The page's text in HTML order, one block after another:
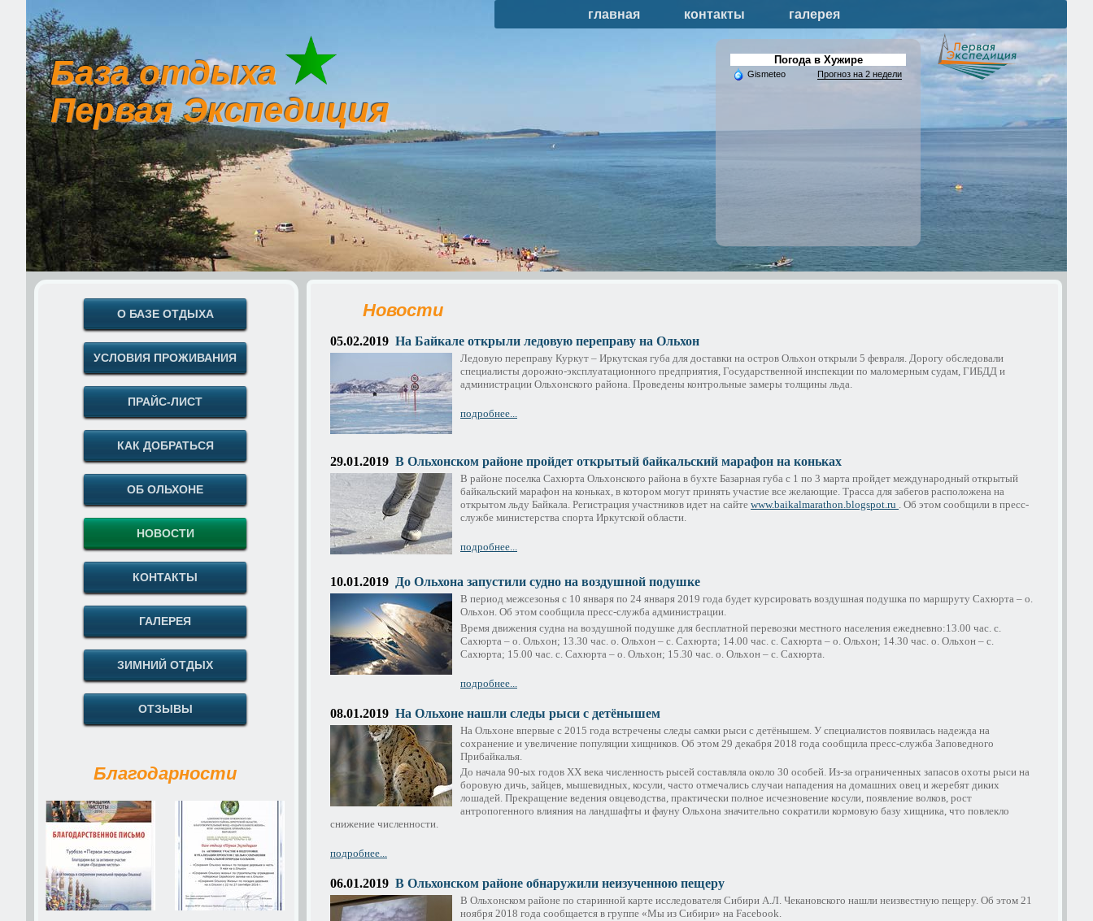
База отдыха
Первая Экспедиция
главная контакты галерея
Погода в Хужире
Gismeteo Прогноз на 2 недели
О БАЗЕ ОТДЫХА
УСЛОВИЯ ПРОЖИВАНИЯ
ПРАЙС-ЛИСТ
КАК ДОБРАТЬСЯ
ОБ ОЛЬХОНЕ
НОВОСТИ
КОНТАКТЫ
ГАЛЕРЕЯ
ЗИМНИЙ ОТДЫХ
ОТЗЫВЫ
Благодарности
Новости
05.02.2019 На Байкале открыли ледовую переправу на Ольхон
Ледовую переправу Куркут – Иркутская губа для доставки на остров Ольхон открыли 5 февраля. Дорогу обследовали
специалисты дорожно-эксплуатационного предприятия, Государственной инспекции по маломерным судам, ГИБДД и
администрации Ольхонского района. Проведены контрольные замеры толщины льда.
подробнее...
29.01.2019 В Ольхонском районе пройдет открытый байкальский марафон на коньках
В районе поселка Сахюрта Ольхонского района в бухте Базарная губа с 1 по 3 марта пройдет международный открытый
байкальский марафон на коньках, в котором могут принять участие все желающие. Трасса для забегов расположена на
открытом льду Байкала. Регистрация участников идет на сайте www.baikalmarathon.blogspot.ru
. Об этом сообщили в пресс-
службе министерства спорта Иркутской области.
подробнее...
10.01.2019 До Ольхона запустили судно на воздушной подушке
В период межсезонья с 10 января по 24 января 2019 года будет курсировать воздушная подушка по маршруту Сахюрта – о.
Ольхон. Об этом сообщила пресс-служба администрации.
Время движения судна на воздушной подушке для бесплатной перевозки местного населения ежедневно:13.00 час. с.
Сахюрта – о. Ольхон; 13.30 час. о. Ольхон – с. Сахюрта; 14.00 час. с. Сахюрта – о. Ольхон; 14.30 час. о. Ольхон – с.
Сахюрта; 15.00 час. с. Сахюрта – о. Ольхон; 15.30 час. о. Ольхон – с. Сахюрта.
подробнее...
08.01.2019 На Ольхоне нашли следы рыси с детёнышем
На Ольхоне впервые с 2015 года встречены следы самки рыси с детёнышем. У специалистов появилась надежда на
сохранение и увеличение популяции хищников. Об этом 29 декабря 2018 года сообщила пресс-служба Заповедного
Прибайкалья.
До начала 90-ых годов XX века численность рысей составляла около 30 особей. Из-за ограниченных запасов охоты рыси на
боровую дичь, зайцев, мышевидных, косули, часто отмечались случаи нападения на домашних овец и жеребят диких
лошадей. Прекращение ведения овцеводства, практически полное исчезновение косули, появление волков, рост
антропогенного влияния на ландшафты и фауну Ольхона значительно сократили кормовую базу хищника, что повлекло
снижение численности.
подробнее...
06.01.2019 В Ольхонском районе обнаружили неизученною пещеру
В Ольхонском районе по старинной карте исследователя Сибири А.Л. Чекановского нашли неизвестную пещеру. Об этом 21
ноября 2018 года сообщается в группе «Мы из Сибири» на Facebook.